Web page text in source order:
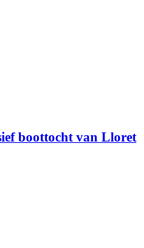
boottocht van Lloret